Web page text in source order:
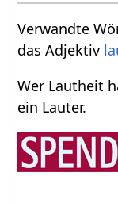
Verwandte
das Adjektiv
Wer Lautheit
ein Lauter.